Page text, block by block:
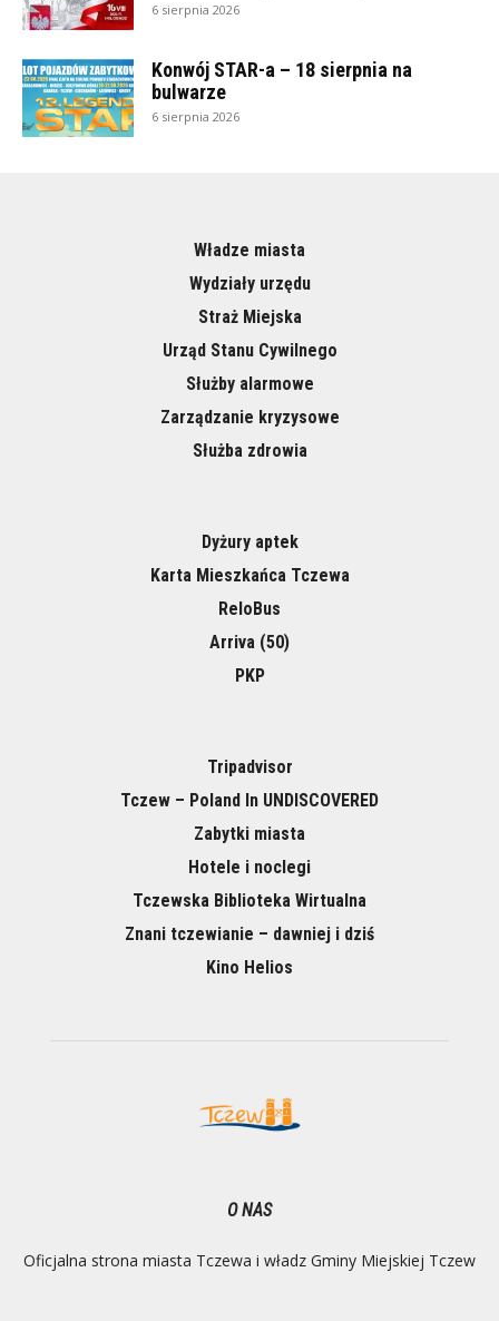
6 sierpnia 2026
Konwój STAR-a – 18 sierpnia na
bulwarze
6 sierpnia 2026
Władze miasta
Wydziały urzędu
Straż Miejska
Urząd Stanu Cywilnego
Służby alarmowe
Zarządzanie kryzysowe
Służba zdrowia
Dyżury aptek
Karta Mieszkańca Tczewa
ReloBus
Arriva (50)
PKP
Tripadvisor
Tczew – Poland In UNDISCOVERED
Zabytki miasta
Hotele i noclegi
Tczewska Biblioteka Wirtualna
Znani tczewianie – dawniej i dziś
Kino Helios
O NAS
Oficjalna strona miasta Tczewa i władz Gminy Miejskiej Tczew